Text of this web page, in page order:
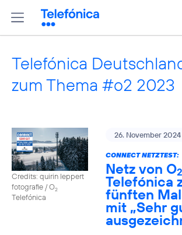
Telefónica
zum Thema #o2 2023
Credits: quirin leppert
fotografie / O2
Telefónica
26. November 2024
CONNECT NETZTEST:
Netz von O2
Telefónica
fünften
mit „Sehr